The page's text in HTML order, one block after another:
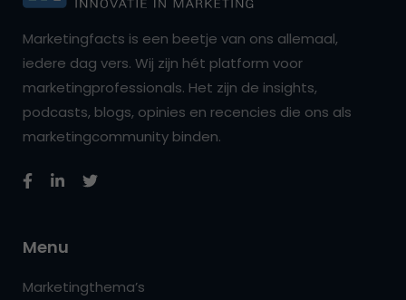
Marketingfacts is een beetje van ons allemaal,
iedere dag vers. Wij zijn hét platform voor
marketingprofessionals. Het zijn de insights,
podcasts, blogs, opinies en recencies die ons als
marketingcommunity binden.
Menu
Marketingthema’s